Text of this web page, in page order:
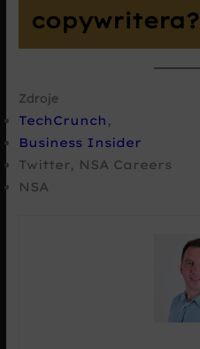
copywritera?
Zdroje
TechCrunch ,
Business Insider
Twitter, NSA Careers
NSA